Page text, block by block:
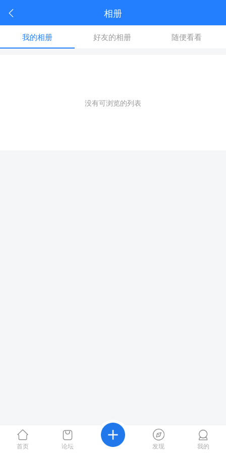
相册
我的相册 好友的相册 随便看看
没有可浏览的列表
首页 论坛 发现 我的